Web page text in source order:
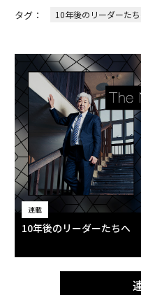
タグ： 10年後のリーダーた
連載
10年後のリーダーたちへ